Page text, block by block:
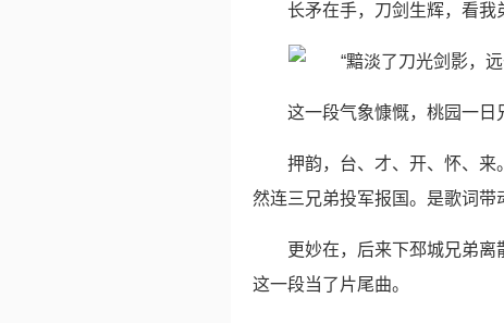
长矛在手，刀剑生辉，看我
这一段气象慷慨，桃园一日
押韵，台、才、开、怀、来
然连三兄弟投军报国。是歌词带
更妙在，后来下邳城兄弟
这一段当了片尾曲。